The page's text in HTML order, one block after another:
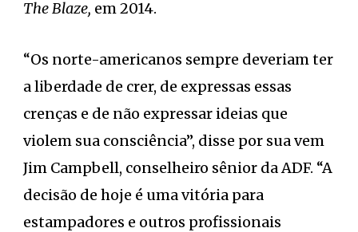
The Blaze, em 2014.
“Os norte-americanos sempre deveriam ter
a liberdade de crer, de expressas essas
crenças e de não expressar ideias que
violem sua consciência”, disse por sua vem
Jim Campbell, conselheiro sênior da ADF. “A
decisão de hoje é uma vitória para
estampadores e outros profissionais